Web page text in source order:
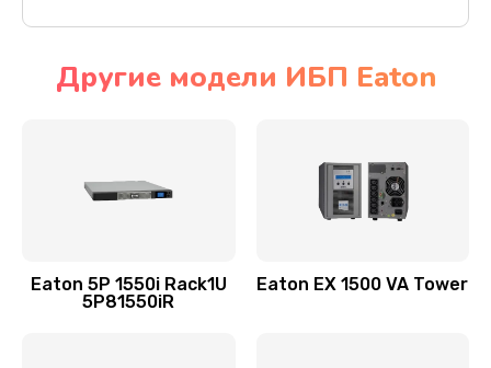
Другие модели ИБП Eaton
Eaton 5P 1550i Rack1U
5P81550iR
Eaton EX 1500 VA Tower